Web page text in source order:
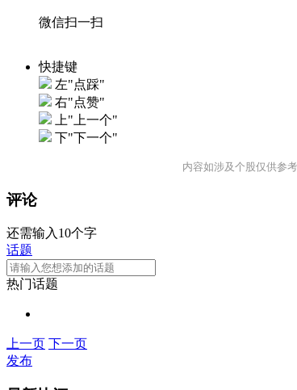
微信扫一扫
快捷键
左"点踩"
右"点赞"
上"上一个"
下"下一个"
内容如涉及个股仅供参
评论
还需输入10个字
话题
热门话题
上一页 下一页
发布